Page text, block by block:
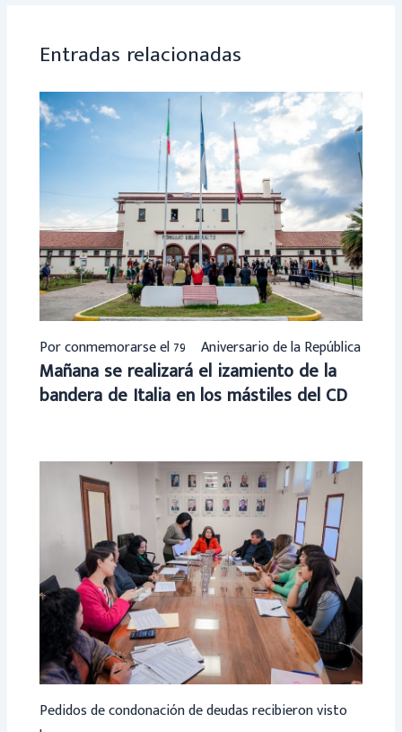
Entradas relacionadas
Por conmemorarse el 79º Aniversario de la República
Mañana se realizará el izamiento de la
bandera de Italia en los mástiles del CD
Pedidos de condonación de deudas recibieron visto